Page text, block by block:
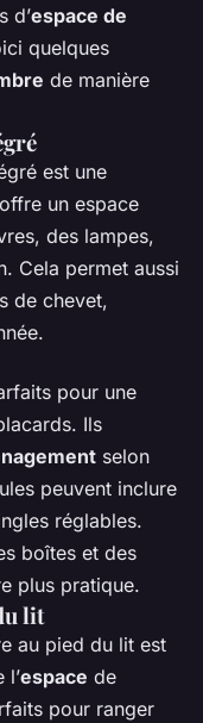
d’espace de
quelques
de manière
est une
un espace
des lampes,
Cela permet aussi
de chevet,
pour une
Ils
selon
peuvent inclure
réglables.
boîtes et des
plus pratique.
lit
au pied du lit est
l’espace de
pour ranger